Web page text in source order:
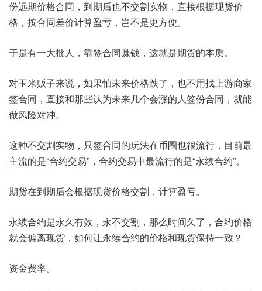
份远期价格合同，到期后也不交割实物，直接根据现货价
格，按合同差价计算盈亏，岂不是更方便。
于是有一大批人，靠签合同赚钱，这就是期货的本质。
对玉米贩子来说，如果怕未来价格跌了，也不用找上游商家
签合同，直接和那些认为未来几个会涨的人签份合同，就能
做风险对冲。
这种不交割实物，只签合同的玩法在币圈也很流行，目前最
主流的是“合约交易”，合约交易中最流行的是“永续合约”。
期货在到期后会根据现货价格交割，计算盈亏。
永续合约是永久有效，永不交割，那么时间久了，合约价格
就会偏离现货，如何让永续合约的价格和现货保持一致？
资金费率。